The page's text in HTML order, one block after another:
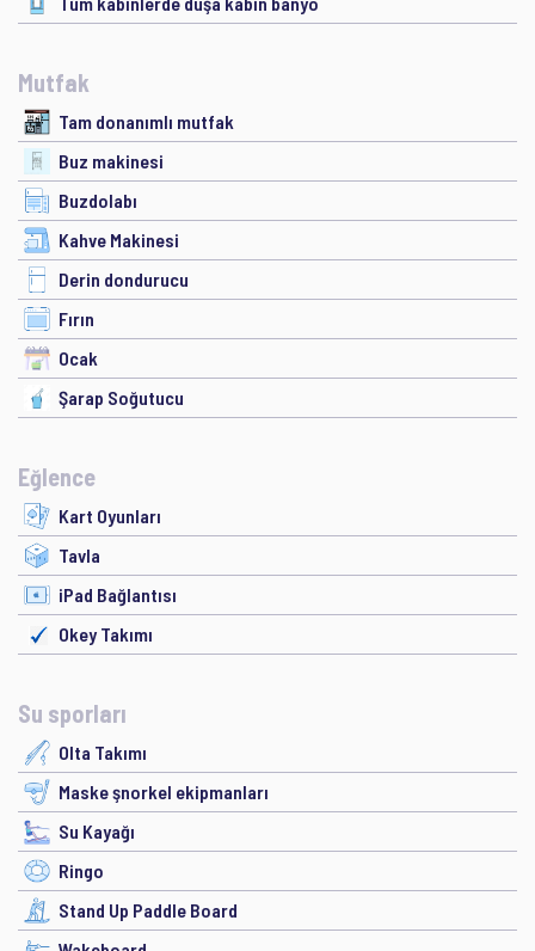
Mutfak
Tam donanımlı mutfak
Buz makinesi
Buzdolabı
Kahve Makinesi
Derin dondurucu
Fırın
Ocak
Şarap Soğutucu
Eğlence
Kart Oyunları
Tavla
iPad Bağlantısı
Okey Takımı
Su sporları
Olta Takımı
Maske şnorkel ekipmanları
Su Kayağı
Ringo
Stand Up Paddle Board